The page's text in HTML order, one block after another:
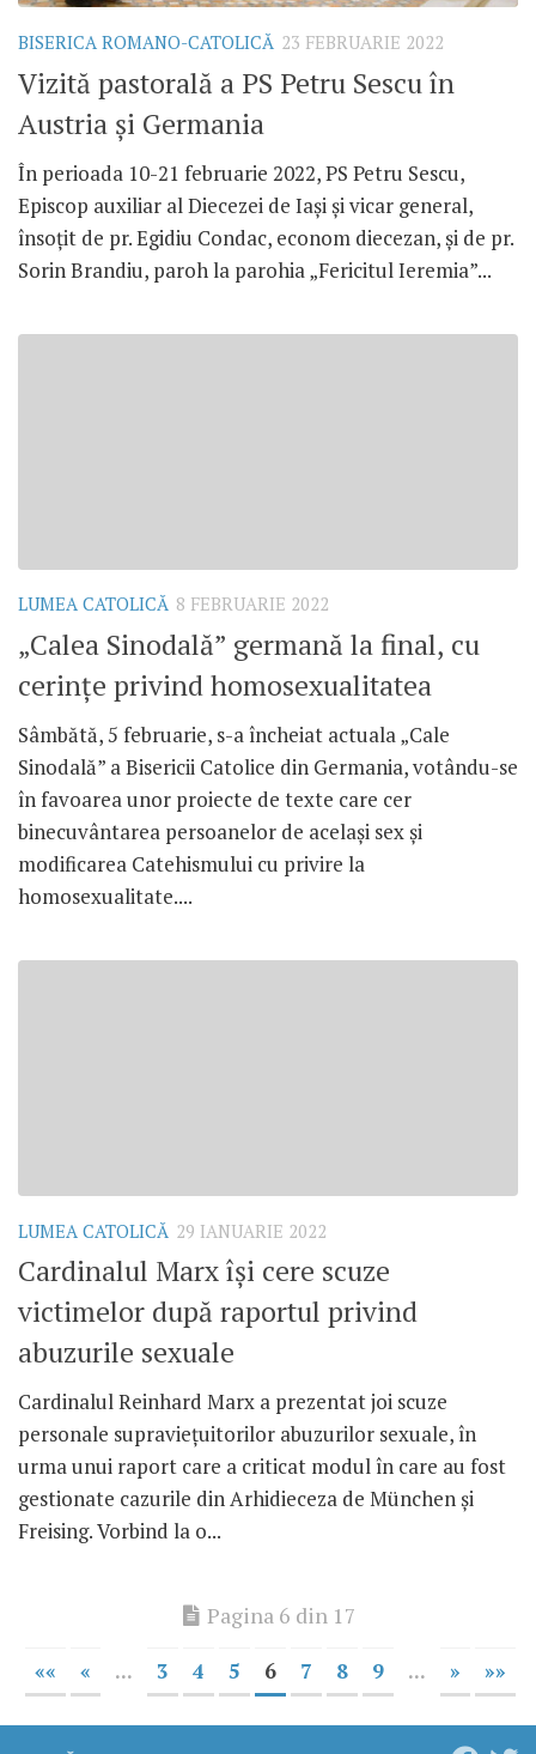
BISERICA ROMANO-CATOLICĂ 23 FEBRUARIE 2022
Vizită pastorală a PS Petru Sescu în
Austria și Germania
În perioada 10-21 februarie 2022, PS Petru Sescu,
Episcop auxiliar al Diecezei de Iași și vicar general,
însoțit de pr. Egidiu Condac, econom diecezan, și de pr.
Sorin Brandiu, paroh la parohia „Fericitul Ieremia”...
LUMEA CATOLICĂ 8 FEBRUARIE 2022
„Calea Sinodală” germană la final, cu
cerințe privind homosexualitatea
Sâmbătă, 5 februarie, s-a încheiat actuala „Cale
Sinodală” a Bisericii Catolice din Germania, votându-se
în favoarea unor proiecte de texte care cer
binecuvântarea persoanelor de același sex și
modificarea Catehismului cu privire la
homosexualitate....
LUMEA CATOLICĂ 29 IANUARIE 2022
Cardinalul Marx își cere scuze
victimelor după raportul privind
abuzurile sexuale
Cardinalul Reinhard Marx a prezentat joi scuze
personale supraviețuitorilor abuzurilor sexuale, în
urma unui raport care a criticat modul în care au fost
gestionate cazurile din Arhidieceza de München și
Freising. Vorbind la o...
Pagina 6 din 17
«« « ... 3 4 5 6 7 8 9 ... » »»